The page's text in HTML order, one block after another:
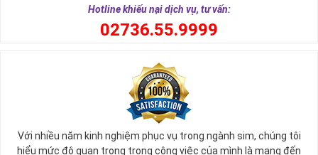
Hotline khiếu nại dịch vụ, tư vấn:
02736.55.9999
Với nhiều năm kinh nghiệm phục vụ trong ngành sim, chúng tôi
hiểu mức độ quan trọng trong công việc của mình là mang đến